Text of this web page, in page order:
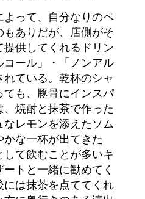
って、自分なりのペ
ありだが、店側がそ
供してくれるドリン
ール」・「ノンアル
ている。乾杯のシャ
も、豚骨にインスパ
焼酎と抹茶で作った
レモンを添えたソム
かな一杯が出てきた
て飲むことが多いキ
トと一緒に勧めてく
は抹茶を点ててくれ